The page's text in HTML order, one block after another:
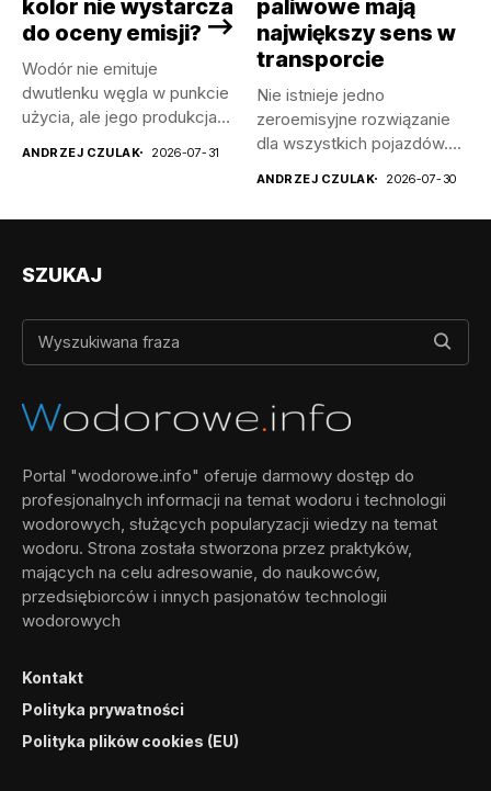
kolor nie wystarcza
do oceny emisji? –>
Wodór nie emituje
dwutlenku węgla w punkcie
użycia, ale jego produkcja
ANDRZEJ CZULAK 2026-07-31
paliwowe mają
największy sens w
transporcie
Nie istnieje jedno
zeroemisyjne rozwiązanie
dla wszystkich pojazdów.
ANDRZEJ CZULAK 2026-07-30
SZUKAJ
Portal "wodorowe.info" oferuje darmowy dostęp do
profesjonalnych informacji na temat wodoru i technologii
wodorowych, służących popularyzacji wiedzy na temat
wodoru. Strona została stworzona przez praktyków,
mających na celu adresowanie, do naukowców,
przedsiębiorców i innych pasjonatów technologii
wodorowych
Kontakt
Polityka prywatności
Polityka plików cookies (EU)